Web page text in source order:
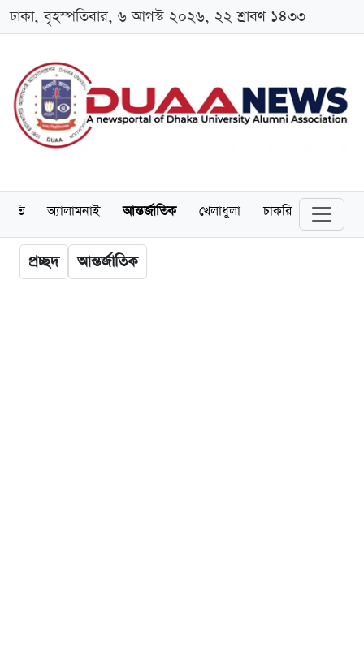
ঢাকা, বৃহস্পতিবার, ৬ আগস্ট ২০২৬, ২২ শ্রাবণ ১৪৩৩
অ্যালামনাই আন্তর্জাতিক খেলাধুলা চাকরি স্কলারশিপ
প্রচ্ছদ আন্তর্জাতিক